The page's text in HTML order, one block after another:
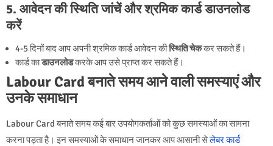
5. आवेदन की स्थिति जांचें और श्रमिक कार्ड डाउनलोड
करें
4-5 दिनों बाद आप अपनी श्रमिक कार्ड आवेदन कीस्थिति चेककर सकते हैं।
कार्ड काडाउनलोडकरके आप उसे प्राप्त कर सकते हैं।
Labour Card बनाते समय आने वाली समस्याएं और
उनके समाधान
Labour Card बनाते समय कई बार उपयोगकर्ताओं को कुछ समस्याओं का सामना
करना पड़ता है। इन समस्याओं के समाधान जानकर आप आसानी सेलेबर कार्ड